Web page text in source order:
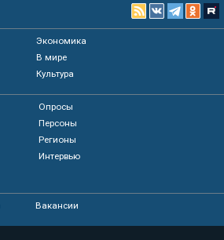
Экономика
В мире
Культура
Опросы
Персоны
Регионы
Интервью
Вакансии